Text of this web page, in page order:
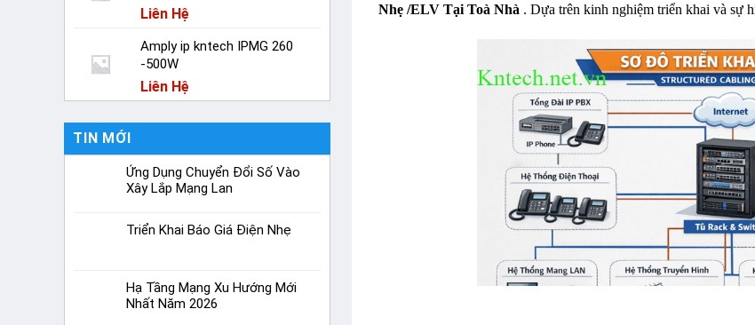
Liên Hệ
Amply ip kntech IPMG 260
-500W
Liên Hệ
TIN MỚI
Ứng Dụng Chuyển Đổi Số Vào
Xây Lắp Mạng Lan
Triển Khai Báo Giá Điện Nhẹ
Hạ Tầng Mạng Xu Hướng Mới
Nhất Năm 2026
Nhẹ /ELV Tại Toà Nhà . Dựa trên kinh nghiệm triển khai và sự